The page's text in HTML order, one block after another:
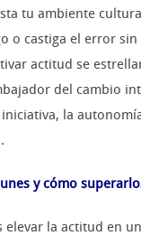
tu ambiente
o castiga el error
actitud se
del cambio
la
y cómo
elevar la actitud en